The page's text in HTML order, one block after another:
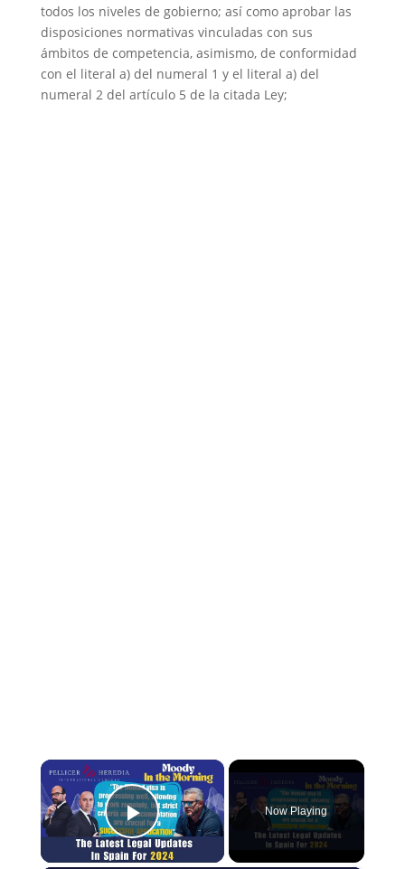
todos los niveles de gobierno; así como aprobar las
disposiciones normativas vinculadas con sus
ámbitos de competencia, asimismo, de conformidad
con el literal a) del numeral 1 y el literal a) del
numeral 2 del artículo 5 de la citada Ley;
×
Play Video
Now Playing